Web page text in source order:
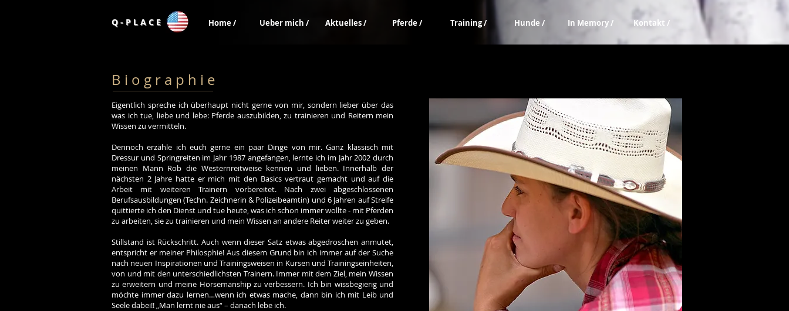
Q - P L A C E Home / Ueber mich / Aktuelles / Pferde / Training / Hunde / In Memory / Kontakt /
B i o g r a p h i e
Eigentlich spreche ich überhaupt nicht gerne von mir, sondern lieber über das
was ich tue, liebe und lebe: Pferde auszubilden, zu trainieren und Reitern mein
Wissen zu vermitteln.
Dennoch erzähle ich euch gerne ein paar Dinge von mir. Ganz klassisch mit
Dressur und Springreiten im Jahr 1987 angefangen, lernte ich im Jahr 2002 durch
meinen Mann Rob die Westernreitweise kennen und lieben. Innerhalb der
nächsten 2 Jahre hatte er mich mit den Basics vertraut gemacht und auf die
Arbeit mit weiteren Trainern vorbereitet. Nach zwei abgeschlossenen
Berufsausbildungen (Techn. Zeichnerin & Polizeibeamtin) und 6 Jahren auf Streife
quittierte ich den Dienst und tue heute, was ich schon immer wollte - mit Pferden
zu arbeiten, sie zu trainieren und mein Wissen an andere Reiter weiter zu geben.
Stillstand ist Rückschritt. Auch wenn dieser Satz etwas abgedroschen anmutet,
entspricht er meiner Philosphie! Aus diesem Grund bin ich immer auf der Suche
nach neuen Inspirationen und Trainingsweisen in Kursen und Trainingseinheiten,
von und mit den unterschiedlichsten Trainern. Immer mit dem Ziel, mein Wissen
zu erweitern und meine Horsemanship zu verbessern. Ich bin wissbegierig und
möchte immer dazu lernen…wenn ich etwas mache, dann bin ich mit Leib und
Seele dabei!! „Man lernt nie aus“ – danach lebe ich.